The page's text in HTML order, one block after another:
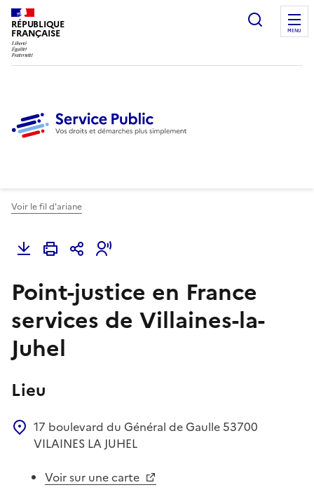
RÉPUBLIQUE
FRANÇAISE
Ouvrir
MENU
Voir le fil d'ariane
Point-justice en France
services de Villaines-la-
Juhel
Lieu
17 boulevard du Général de Gaulle 53700
VILAINES LA JUHEL
Voir sur une carte